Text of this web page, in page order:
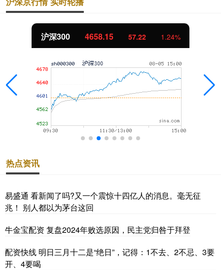
北证50 1119.46 25.97 2.38%
热点资讯
易盛通 看新闻了吗?又一个震惊十四亿人的消息。毫无征
兆！ 别人都以为茅台这回
牛金宝配资 复盘2024年败选原因，民主党归咎于拜登
配资快线 明日三月十二是“绝日”，记得：1不去、2不忌、3要
开、4要喝